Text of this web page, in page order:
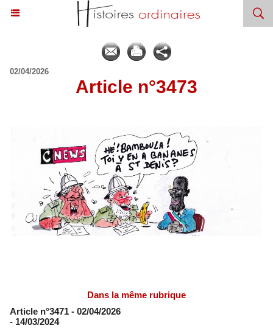
02/04/2026
Article n°3473
Dans la même rubrique
Article n°3471 - 02/04/2026
- 14/03/2024